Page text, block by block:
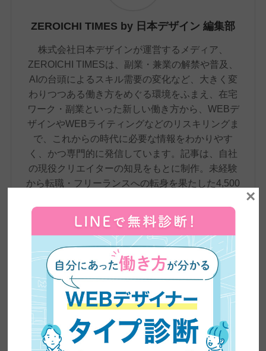
ZEROICHI TIMES by 日本デザイン 編集部
株式会社日本デザインが運営するメディア、
ZEROICHI TIMESは、副業・兼業の解禁や普及、
AIの台頭によるスキル需要の変化など、大きく変
わりつつある働き方をめぐる環境をふまえ、在宅
ワーク・副業といった新しい働き方から、WEBデ
ザインやWEBライティングなどのリスキリングま
で、これからの時代に必要な情報をわかりやす
く、かつ専門的に発信しています。記事は、自社
の現役クリエイターの知見をもとに制作。未経験
から転職・フリーランスへの転身を果たした4,500
交えながら、スキル習得からキャリア形成まで、
学びのあらゆる段階で役立つ、正確で信頼性の高
い情報をお届けしています。
卒業生実績インタビュー
×